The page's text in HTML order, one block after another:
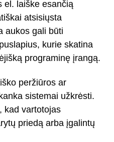
el. laiške esančią
atsisiųsta
aukos gali būti
kurie skatina
programinę įrangą.
peržiūros ar
sistemai užkrėsti.
kad vartotojas
priedą arba įgalintų